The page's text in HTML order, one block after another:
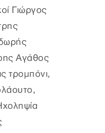
Γιώργος
Αγάθος
τρομπόνι,